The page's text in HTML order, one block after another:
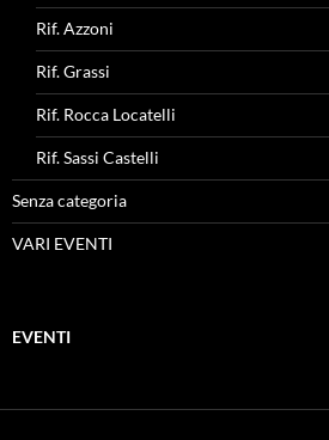
Rif. Azzoni
Rif. Grassi
Rif. Rocca Locatelli
Rif. Sassi Castelli
Senza categoria
VARI EVENTI
EVENTI